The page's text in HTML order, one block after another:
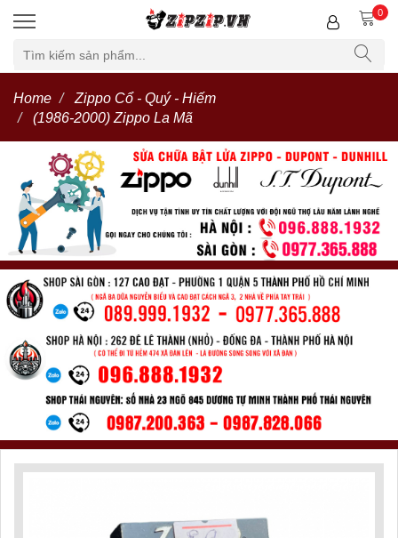
0
Home
Zippo Cổ - Quý - Hiếm
(1986-2000) Zippo La Mã